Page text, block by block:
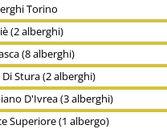
Torino
(2 alberghi)
(8 alberghi)
Di Stura (2 alberghi)
D'Ivrea (3 alberghi)
Superiore (1 albergo)